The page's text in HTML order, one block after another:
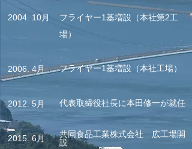
2004 . 10月
フライヤー1基増設（本社第2工
場）
2006. 4月 フライヤー1基増設（本社工場）
2012. 5月 代表取締役社長に本田修一が就任
2015. 6月
共同食品工業株式会社 広工場開
設